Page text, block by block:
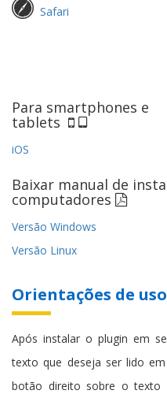
Safari
Para smartphones e
tablets
iOS
Baixar manual de
computadores
Versão Windows
Versão Linux
Orientações de
Após instalar o plugin em
texto que deseja ser lido
botão direito sobre o texto